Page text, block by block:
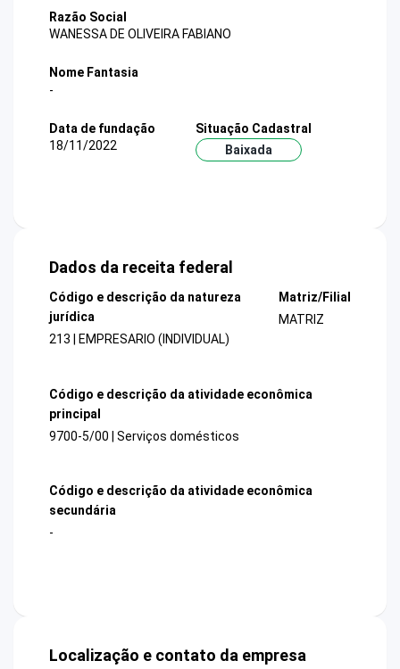
Razão Social
WANESSA DE OLIVEIRA FABIANO
Nome Fantasia
-
Data de fundação
18/11/2022
Situação Cadastral
Baixada
Dados da receita federal
Código e descrição da natureza
jurídica
213 | EMPRESARIO (INDIVIDUAL)
Matriz/Filial
MATRIZ
Código e descrição da atividade econômica
principal
9700-5/00 | Serviços domésticos
Código e descrição da atividade econômica
secundária
-
Localização e contato da empresa